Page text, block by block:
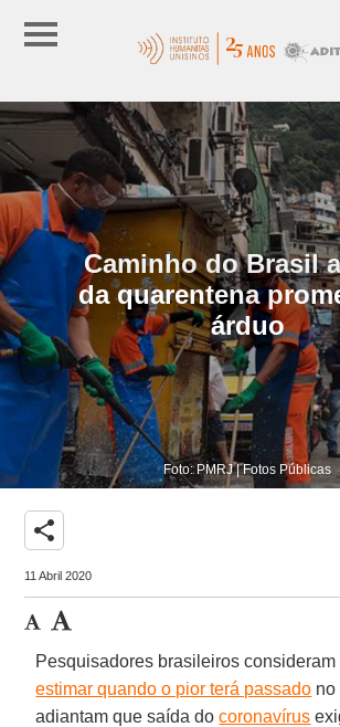
Caminho do Brasil
da quarentena
árduo
Foto: PMRJ | Fotos Públicas
share
11 Abril 2020
Pesquisadores brasileiros consideram
estimar quando o pior terá passado no
adiantam que saída docoronavírus